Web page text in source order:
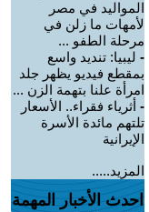
المواليد في مصر
لأمهات ما زلن في
مرحلة الطفو ...
- ليبيا: تنديد واسع
بمقطع فيديو يظهر جلد
امرأة علنا بتهمة الزن ...
- أثرياء فقراء.. الأسعار
تلتهم مائدة الأسرة
الإيرانية
المزيد.....
احدث الأخبار المهمة